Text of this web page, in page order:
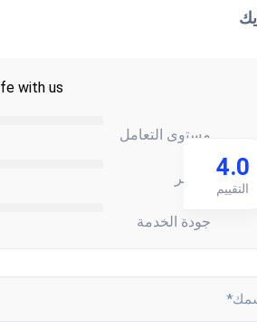
with us.
مستوى التعامل
السعر
جودة الخدمة
4.0
التقييم